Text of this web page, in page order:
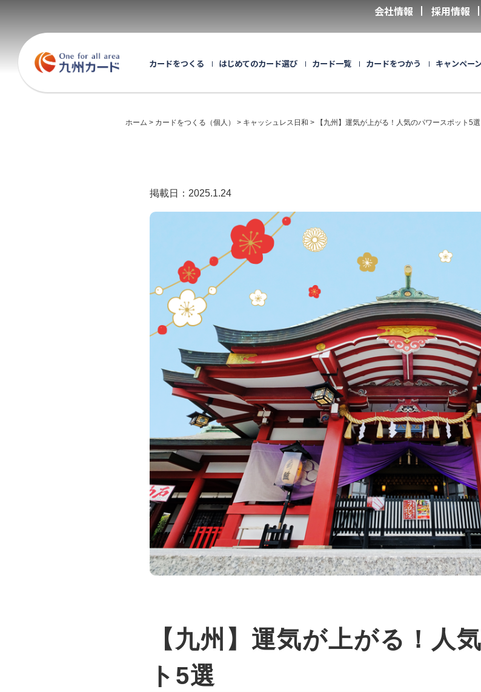
会社情報 採用情報
カードをつくる はじめてのカード選び カード一覧 カードをつかう キャンペー
ホーム カードをつくる（個人） キャッシュレス日和 【九州】運気が上がる！人気のパワースポット5選
掲載日：2025.1.24
【九州】運気が上がる！人
ト5選